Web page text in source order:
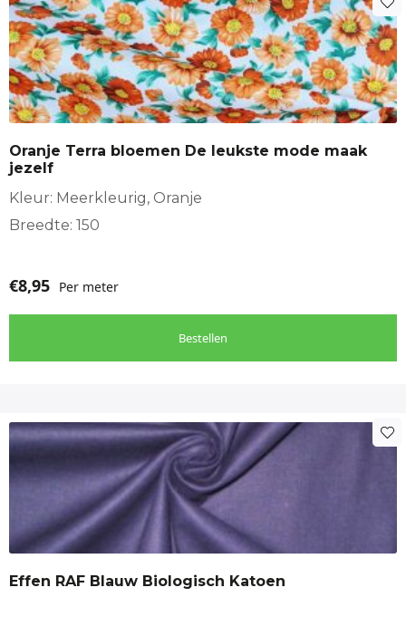
Oranje Terra bloemen De leukste mode maak
jezelf
Kleur: Meerkleurig, Oranje
Breedte: 150
€8,95 Per meter
Bestellen
Effen RAF Blauw Biologisch Katoen